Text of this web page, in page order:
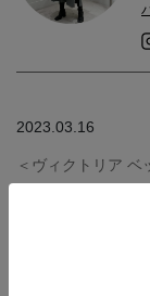
2023.03.16
＜ヴィクトリア
素材にハリがある